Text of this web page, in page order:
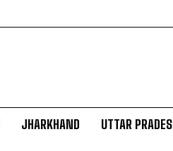
JHARKHAND UTTAR